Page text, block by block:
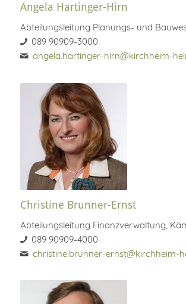
Angela Hartinger-Hirn
Abteilungsleitung Planungs- und
089 90909-3000
angela.hartinger-hirn@kirchheim-
Christine Brunner-Ernst
Abteilungsleitung Finanzverwaltung,
089 90909-4000
christine.brunner-ernst@kirchheim-